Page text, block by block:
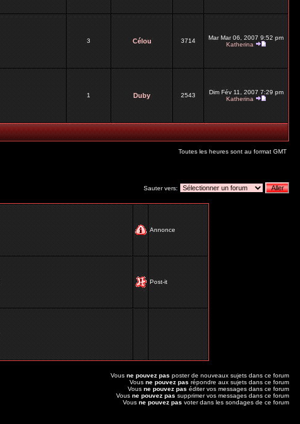
3 Célou 3714
Mar Mar 06, 2007 9:52 pm
Katherina
1 Duby 2543
Dim Fév 11, 2007 7:29 pm
Katherina
Toutes les heures sont au format GMT
Sauter vers:
Annonce
Post-it
Vous ne pouvez pas poster de nouveaux sujets dans ce forum
Vous ne pouvez pas répondre aux sujets dans ce forum
Vous ne pouvez pas éditer vos messages dans ce forum
Vous ne pouvez pas supprimer vos messages dans ce forum
Vous ne pouvez pas voter dans les sondages de ce forum